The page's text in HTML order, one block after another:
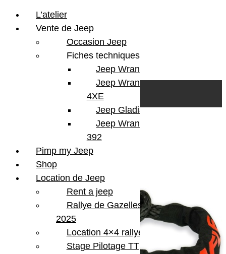
L’atelier
Vente de Jeep
Occasion Jeep
Fiches techniques
Jeep Wrangler JL
Jeep Wrangler
4XE
Jeep Gladiator
Jeep Wrangler V8
392
Pimp my Jeep
Shop
Location de Jeep
Rent a jeep
Rallye de Gazelles
2025
Location 4×4 rallye
Stage Pilotage TT